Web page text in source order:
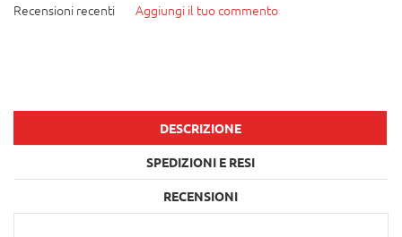
Recensioni recenti Aggiungi il tuo commento
DESCRIZIONE
SPEDIZIONI E RESI
RECENSIONI